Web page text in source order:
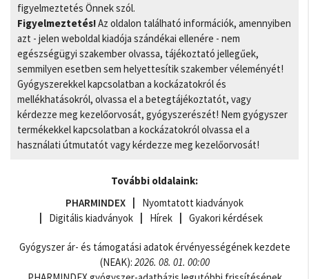
figyelmeztetés Önnek szól.
Figyelmeztetés!Az oldalon található információk, amennyiben
azt - jelen weboldal kiadója szándékai ellenére - nem
egészségügyi szakember olvassa, tájékoztató jellegűek,
semmilyen esetben sem helyettesítik szakember véleményét!
Gyógyszerekkel kapcsolatban a kockázatokról és
mellékhatásokról, olvassa el a betegtájékoztatót, vagy
kérdezze meg kezelőorvosát, gyógyszerészét! Nem gyógyszer
termékekkel kapcsolatban a kockázatokról olvassa el a
használati útmutatót vagy kérdezze meg kezelőorvosát!
További oldalaink:
PHARMINDEX
Nyomtatott kiadványok
Digitális kiadványok
Hírek Gyakori kérdések
Gyógyszer ár- és támogatási adatok érvényességének kezdete
(NEAK): 2026. 08. 01. 00:00